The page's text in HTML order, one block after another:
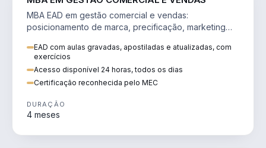
MBA EAD em gestão comercial e vendas:
posicionamento de marca, precificação, marketing
EAD com aulas gravadas, apostiladas e atualizadas, com
exercícios
Acesso disponível 24 horas, todos os dias
Certificação reconhecida pelo MEC
DURAÇÃO
4 meses